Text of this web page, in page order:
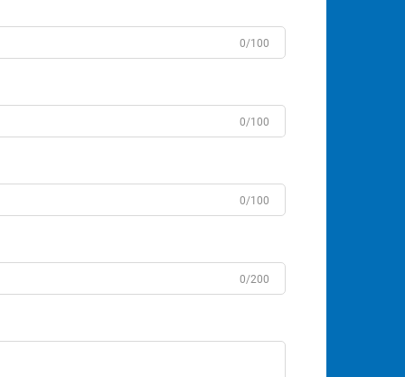
0/100
0/100
0/100
0/200